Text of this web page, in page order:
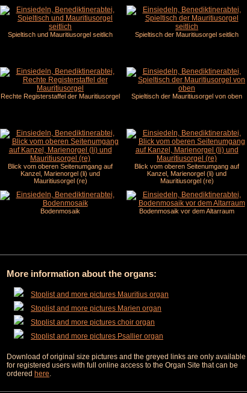
Spieltisch und Mauritiusorgel seitlich Spieltisch der Mauritiusorgel seitlich
Rechte Registerstaffel der Mauritiusorgel Spieltisch der Mauritiusorgel von oben
Blick vom oberen Seitenumgang auf
Kanzel, Marienorgel (li) und
Mauritiusorgel (re)
Blick vom oberen Seitenumgang auf
Kanzel, Marienorgel (li) und
Mauritiusorgel (re)
Bodenmosaik Bodenmosaik vor dem Altarraum
More information about the organs:
Stoplist and more pictures Mauritius organ
Stoplist and more pictures Marien organ
Stoplist and more pictures choir organ
Stoplist and more pictures Psallier organ
Download of original size pictures and the greyed links are only available
for registered users with full online access to the Organ Site that can be
ordered here.